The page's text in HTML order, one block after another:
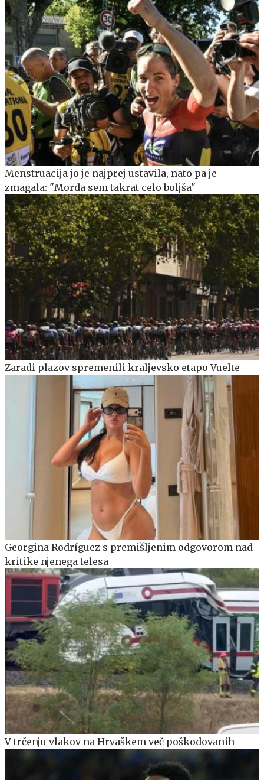
Menstruacija jo je najprej ustavila, nato pa je
zmagala: "Morda sem takrat celo boljša"
Zaradi plazov spremenili kraljevsko etapo Vuelte
Georgina Rodríguez s premišljenim odgovorom nad
kritike njenega telesa
V trčenju vlakov na Hrvaškem več poškodovanih